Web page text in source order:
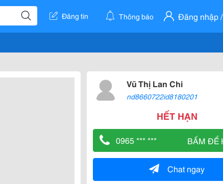
Đăng tin Thông báo Đăng nhập
Vũ Thị Lan Chi
nd8660722id8180201
HẾT HẠN
0965 *** *** BẤM ĐỂ
Chat ngay